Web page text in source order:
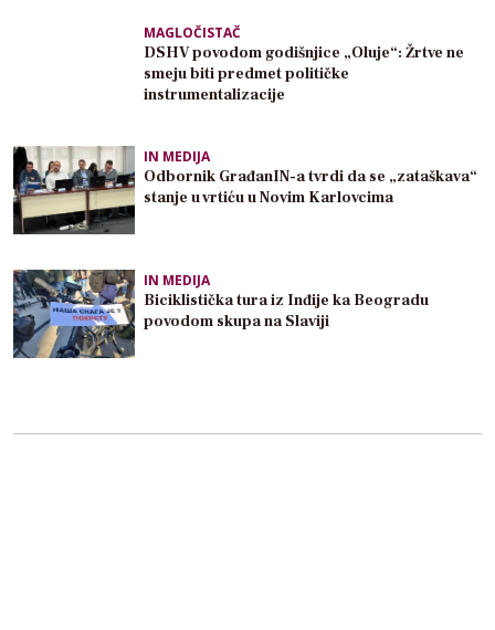
MAGLOČISTAČ
DSHV povodom godišnjice „Oluje“: Žrtve ne
smeju biti predmet političke
instrumentalizacije
IN MEDIJA
Odbornik GrađanIN-a tvrdi da se „zataškava“
stanje u vrtiću u Novim Karlovcima
IN MEDIJA
Biciklistička tura iz Inđije ka Beogradu
povodom skupa na Slaviji